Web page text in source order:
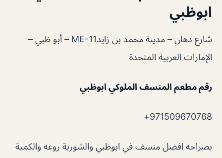
ابوظبي
شارع دهان – مدينة محمد بن زايدME-11 – أبو ظبي –
الإمارات العربية المتحدة
رقم مطعم المنسف الملوكي ابوظبي
971509670768+
بصراحه افضل منسف في ابوظبي والشوربة روعه والكمية